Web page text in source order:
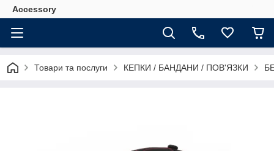
Accessory
Товари та послуги КЕПКИ / БАНДАНИ / ПОВ'ЯЗКИ